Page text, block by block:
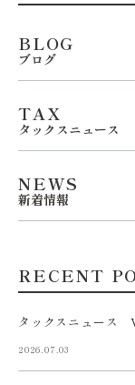
BLOG
ブログ
TAX
タックスニュース
NEWS
新着情報
RECENT
タックスニュース
2026.07.03